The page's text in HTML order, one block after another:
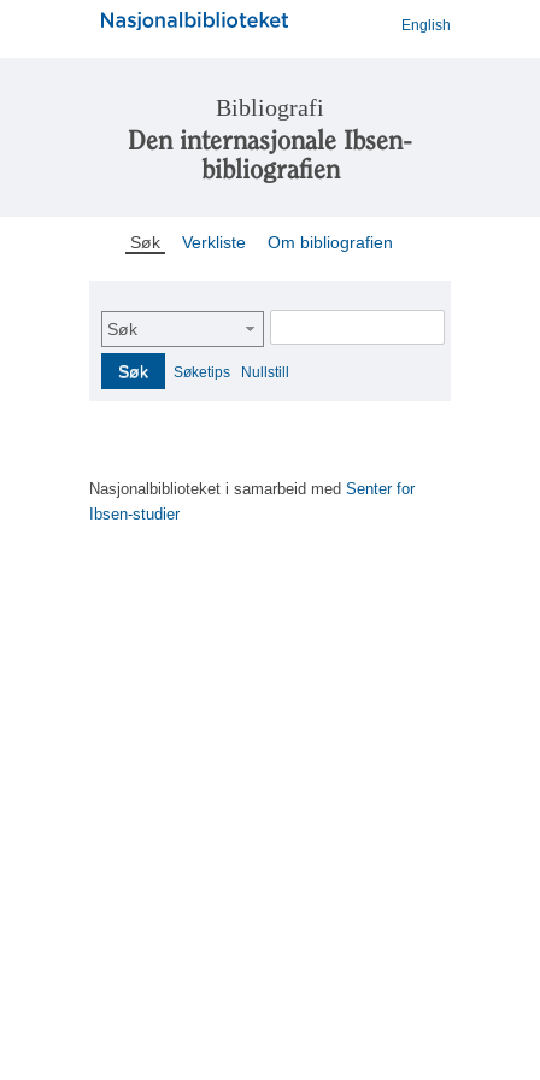
English
Bibliografi
Den internasjonale Ibsen-
bibliografien
Søk Verkliste Om bibliografien
Søk
Søk Søketips Nullstill
Nasjonalbiblioteket i samarbeid med Senter for
Ibsen-studier